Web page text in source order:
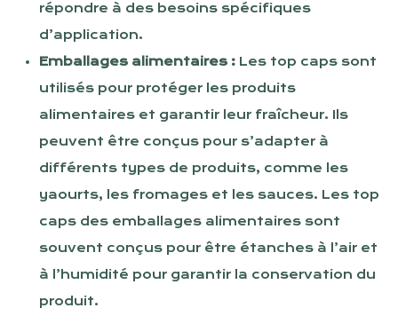
répondre à des besoins spécifiques
d’application.
Emballages alimentaires : Les top caps sont
utilisés pour protéger les produits
alimentaires et garantir leur fraîcheur. Ils
peuvent être conçus pour s’adapter à
différents types de produits, comme les
yaourts, les fromages et les sauces. Les top
caps des emballages alimentaires sont
souvent conçus pour être étanches à l’air et
à l’humidité pour garantir la conservation du
produit.